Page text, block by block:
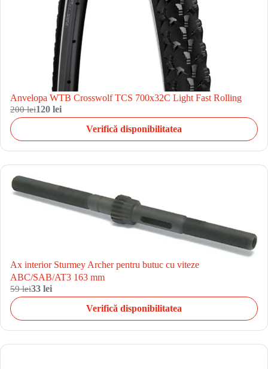
Anvelopa WTB Crosswolf TCS 700x32C Light Fast Rolling
200 lei120 lei
Verifică disponibilitatea
Ax interior Sturmey Archer pentru butuc cu viteze
ABC/SAB/AT3 163 mm
59 lei33 lei
Verifică disponibilitatea